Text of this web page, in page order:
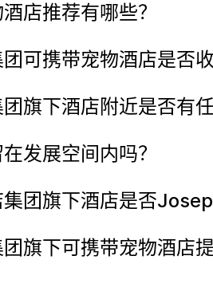
店推荐有哪些？
可携带宠物酒店是否
旗下酒店附近是否有
发展空间内吗？
团旗下酒店是否
团旗下可携带宠物酒